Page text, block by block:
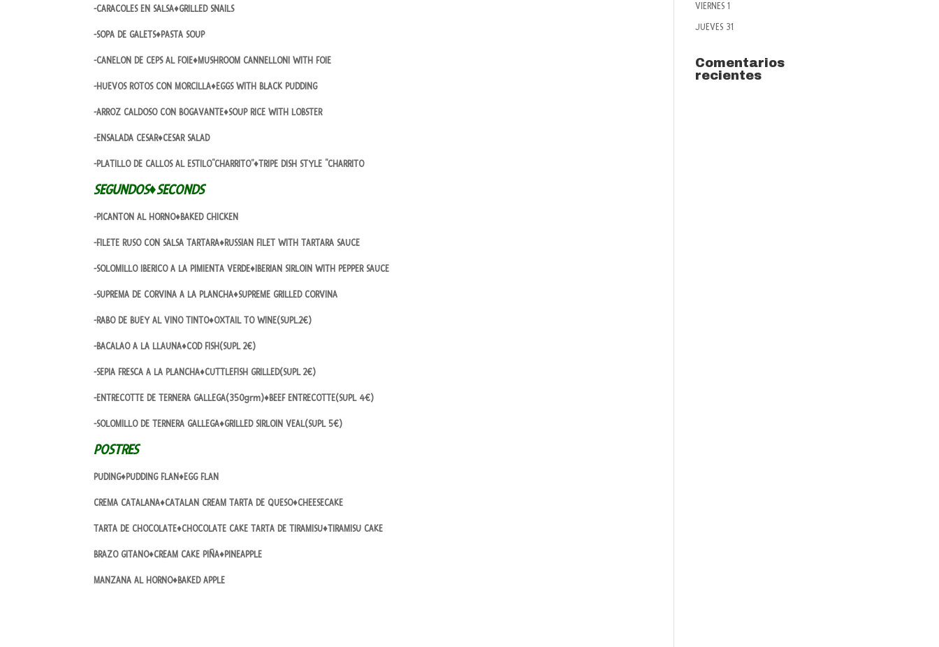
-CARACOLES EN SALSA♦GRILLED SNAILS
-SOPA DE GALETS♦PASTA SOUP
-CANELON DE CEPS AL FOIE♦MUSHROOM CANNELLONI WITH FOIE
-HUEVOS ROTOS CON MORCILLA♦EGGS WITH BLACK PUDDING
-ARROZ CALDOSO CON BOGAVANTE♦SOUP RICE WITH LOBSTER
-ENSALADA CESAR♦CESAR SALAD
-PLATILLO DE CALLOS AL ESTILO“CHARRITO”♦TRIPE DISH STYLE “CHARRITO
SEGUNDOS♦SECONDS
-PICANTON AL HORNO♦BAKED CHICKEN
-FILETE RUSO CON SALSA TARTARA♦RUSSIAN FILET WITH TARTARA SAUCE
-SOLOMILLO IBERICO A LA PIMIENTA VERDE♦IBERIAN SIRLOIN WITH PEPPER SAUCE
-SUPREMA DE CORVINA A LA PLANCHA♦SUPREME GRILLED CORVINA
-RABO DE BUEY AL VINO TINTO♦OXTAIL TO WINE(SUPL.2€)
-BACALAO A LA LLAUNA♦COD FISH(SUPL 2€)
-SEPIA FRESCA A LA PLANCHA♦CUTTLEFISH GRILLED(SUPL 2€)
-ENTRECOTTE DE TERNERA GALLEGA(350grm)♦BEEF ENTRECOTTE(SUPL 4€)
-SOLOMILLO DE TERNERA GALLEGA♦GRILLED SIRLOIN VEAL(SUPL 5€)
POSTRES
PUDING♦PUDDING FLAN♦EGG FLAN
CREMA CATALANA♦CATALAN CREAM TARTA DE QUESO♦CHEESECAKE
TARTA DE CHOCOLATE♦CHOCOLATE CAKE TARTA DE TIRAMISU♦TIRAMISU CAKE
BRAZO GITANO♦CREAM CAKE PIÑA♦PINEAPPLE
MANZANA AL HORNO♦BAKED APPLE
VIERNES 1
JUEVES 31
Comentarios
recientes